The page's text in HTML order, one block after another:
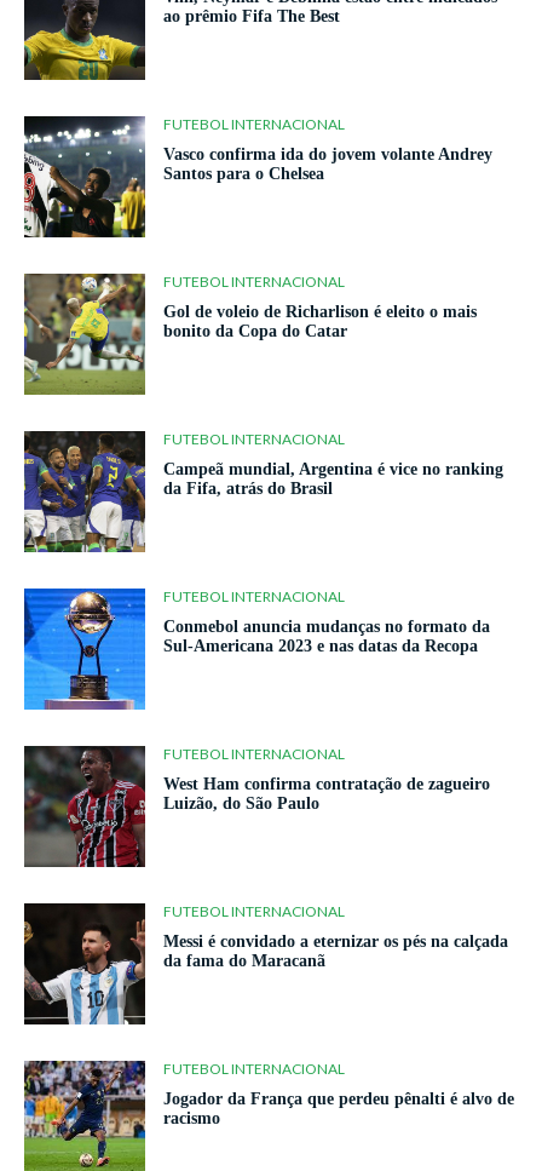
ao prêmio Fifa The Best
FUTEBOL INTERNACIONAL
Vasco confirma ida do jovem volante Andrey
Santos para o Chelsea
FUTEBOL INTERNACIONAL
Gol de voleio de Richarlison é eleito o mais
bonito da Copa do Catar
FUTEBOL INTERNACIONAL
Campeã mundial, Argentina é vice no ranking
da Fifa, atrás do Brasil
FUTEBOL INTERNACIONAL
Conmebol anuncia mudanças no formato da
Sul-Americana 2023 e nas datas da Recopa
FUTEBOL INTERNACIONAL
West Ham confirma contratação de zagueiro
Luizão, do São Paulo
FUTEBOL INTERNACIONAL
Messi é convidado a eternizar os pés na calçada
da fama do Maracanã
FUTEBOL INTERNACIONAL
Jogador da França que perdeu pênalti é alvo de
racismo